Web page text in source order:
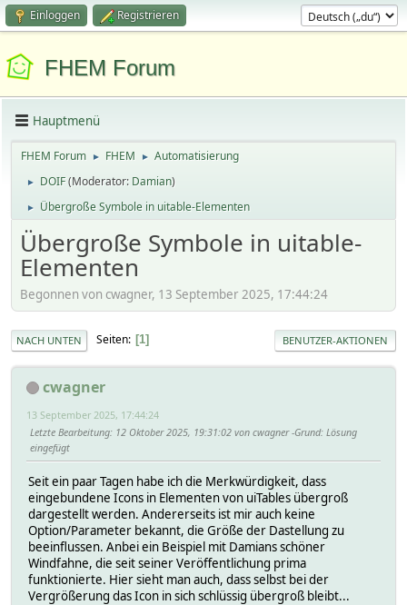
Einloggen Registrieren
FHEM Forum
Hauptmenü
FHEM Forum ► FHEM ► Automatisierung
► DOIF(Moderator: Damian)
► Übergroße Symbole in uitable-Elementen
Übergroße Symbole in uitable-
Elementen
Begonnen von cwagner, 13 September 2025, 17:44:24
NACH UNTEN Seiten 1 BENUTZER-AKTIONEN
cwagner
13 September 2025, 17:44:24
Letzte Bearbeitung: 12 Oktober 2025, 19:31:02 von cwagner Grund: Lösung
eingefügt
Seit ein paar Tagen habe ich die Merkwürdigkeit, dass
eingebundene Icons in Elementen von uiTables übergroß
dargestellt werden. Andererseits ist mir auch keine
Option/Parameter bekannt, die Größe der Dastellung zu
beeinflussen. Anbei ein Beispiel mit Damians schöner
Windfahne, die seit seiner Veröffentlichung prima
funktionierte. Hier sieht man auch, dass selbst bei der
Vergrößerung das Icon in sich schlüssig übergroß bleibt...